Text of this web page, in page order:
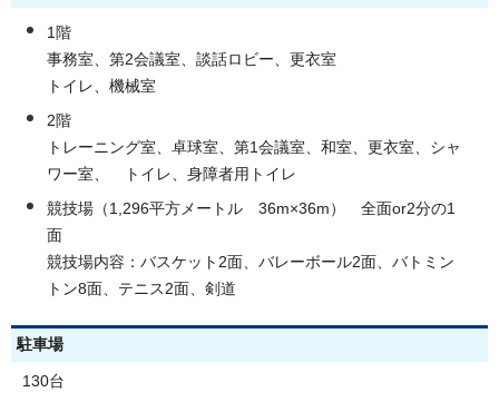
1階
事務室、第2会議室、談話ロビー、更衣室
トイレ、機械室
2階
トレーニング室、卓球室、第1会議室、和室、更衣室、シャ
ワー室、 トイレ、身障者用トイレ
競技場（1,296平方メートル 36m×36m） 全面or2分の1
面
競技場内容：バスケット2面、バレーボール2面、バトミン
トン8面、テニス2面、剣道
駐車場
130台